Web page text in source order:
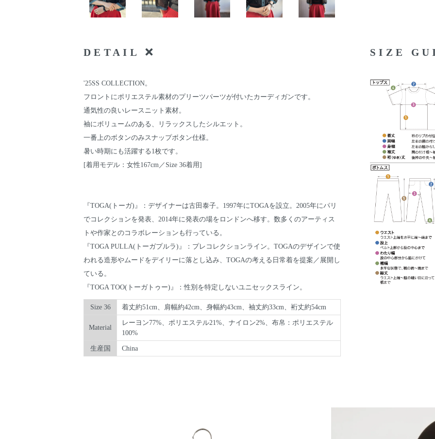
DETAIL
'25SS COLLECTION。
フロントにポリエステル素材のプリーツパーツが付いたカーディガンです。
通気性の良いレースニット素材。
袖にボリュームのある、リラックスしたシルエット。
一番上のボタンのみスナップボタン仕様。
暑い時期にも活躍する1枚です。
[着用モデル：女性167cm／Size 36着用]
『TOGA(トーガ)』：デザイナーは古田泰子。1997年にTOGAを設立。2005年にパリ
でコレクションを発表、2014年に発表の場をロンドンへ移す。数多くのアーティス
トや作家とのコラボレーションも行っている。
『TOGA PULLA(トーガプルラ)』：プレコレクションライン。TOGAのデザインで使
われる造形やムードをデイリーに落とし込み、TOGAの考える日常着を提案／展開し
ている。
『TOGA TOO(トーガトゥー)』：性別を特定しないユニセックスライン。
Size 36 着丈約51cm、肩幅約42cm、身幅約43cm、袖丈約33cm、裄丈約54cm
Material
レーヨン77%、ポリエステル21%、ナイロン2%、布帛：ポリエステル
100%
生産国 China
SIZE